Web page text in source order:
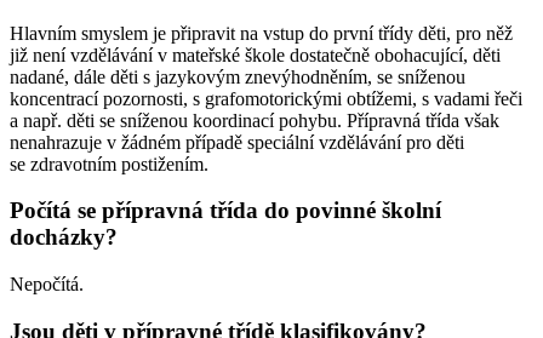
Hlavním smyslem je připravit na vstup do první třídy děti, pro něž
již není vzdělávání v mateřské škole dostatečně obohacující, děti
nadané, dále děti s jazykovým znevýhodněním, se sníženou
koncentrací pozornosti, s grafomotorickými obtížemi, s vadami řeči
a např. děti se sníženou koordinací pohybu. Přípravná třída však
nenahrazuje v žádném případě speciální vzdělávání pro děti
se zdravotním postižením.
Počítá se přípravná třída do povinné školní
docházky?
Nepočítá.
Jsou děti v přípravné třídě klasifikovány?